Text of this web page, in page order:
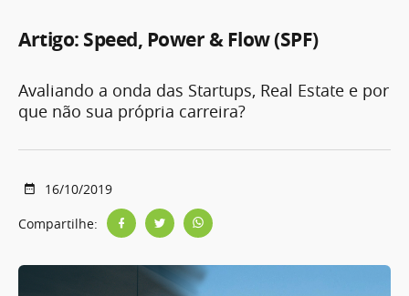
Artigo: Speed, Power & Flow (SPF)
Avaliando a onda das Startups, Real Estate e por
que não sua própria carreira?
16/10/2019
Compartilhe: